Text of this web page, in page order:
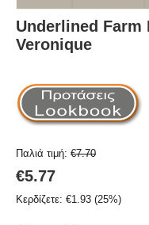
Underlined Farm
Veronique
Παλιά τιμή: €7.70
€5.77
Κερδίζετε: €1.93 (25%)